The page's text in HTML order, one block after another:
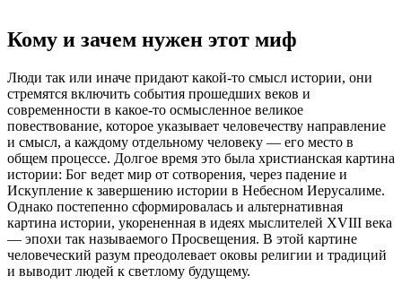
Кому и зачем нужен этот миф
Люди так или иначе придают какой-то смысл истории, они
стремятся включить события прошедших веков и
современности в какое-то осмысленное великое
повествование, которое указывает человечеству направление
и смысл, а каждому отдельному человеку — его место в
общем процессе. Долгое время это была христианская картина
истории: Бог ведет мир от сотворения, через падение и
Искупление к завершению истории в Небесном Иерусалиме.
Однако постепенно сформировалась и альтернативная
картина истории, укорененная в идеях мыслителей XVIII века
— эпохи так называемого Просвещения. В этой картине
человеческий разум преодолевает оковы религии и традиций
и выводит людей к светлому будущему.